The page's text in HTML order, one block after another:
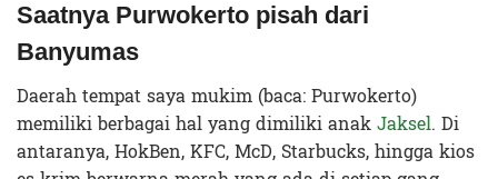
Saatnya Purwokerto pisah dari
Banyumas
Daerah tempat saya mukim (baca: Purwokerto)
memiliki berbagai hal yang dimiliki anakJaksel. Di
antaranya, HokBen, KFC, McD, Starbucks, hingga kios